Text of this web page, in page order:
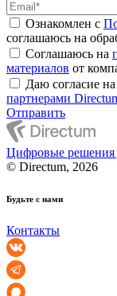
Ознакомлен с
соглашаюсь на
Соглашаюсь на
материалов от
Даю согласие на
партнерами
Отправить
Цифровые решения
© Directum, 2026
Будьте с нами
Контакты